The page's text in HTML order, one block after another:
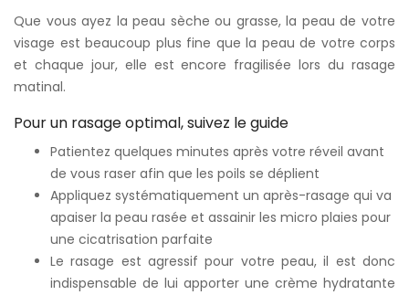
Que vous ayez la peau sèche ou grasse, la peau de votre
visage est beaucoup plus fine que la peau de votre corps
et chaque jour, elle est encore fragilisée lors du rasage
matinal.
Pour un rasage optimal, suivez le guide
Patientez quelques minutes après votre réveil avant
de vous raser afin que les poils se déplient
Appliquez systématiquement un après-rasage qui va
apaiser la peau rasée et assainir les micro plaies pour
une cicatrisation parfaite
Le rasage est agressif pour votre peau, il est donc
indispensable de lui apporter une crème hydratante